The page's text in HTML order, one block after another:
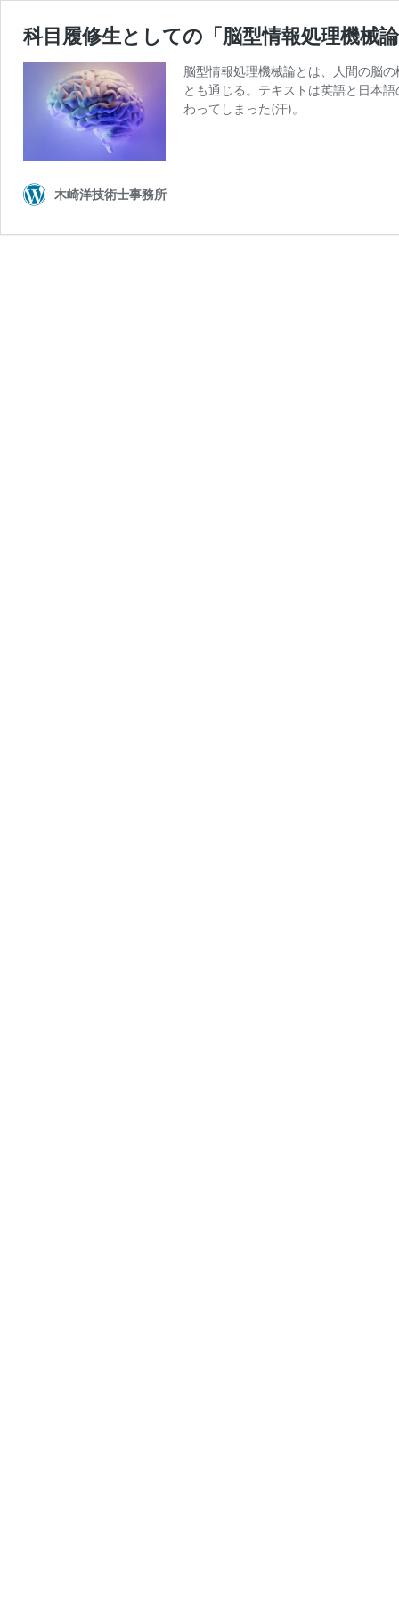
科目履修生としての「脳型情報処理機械
脳型情報処理機械論とは、人間の脳
とも通じる。テキストは英語と日本
わってしまった(汗)。
木崎洋技術士事務所